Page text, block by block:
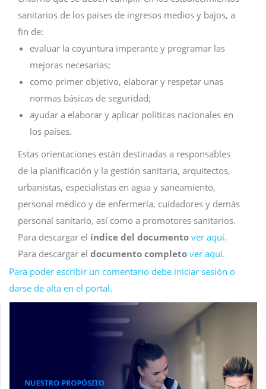
sanitarios de los países de ingresos medios y bajos, a
fin de:
evaluar la coyuntura imperante y programar las
mejoras necesarias;
como primer objetivo, elaborar y respetar unas
normas básicas de seguridad;
ayudar a elaborar y aplicar políticas nacionales en
los países.
Estas orientaciones están destinadas a responsables
de la planificación y la gestión sanitaria, arquitectos,
urbanistas, especialistas en agua y saneamiento,
personal médico y de enfermería, cuidadores y demás
personal sanitario, así como a promotores sanitarios.
Para descargar el índice del documento ver aquí.
Para descargar el documento completo ver aquí.
Para poder escribir un comentario debe iniciar sesión o
darse de alta en el portal.